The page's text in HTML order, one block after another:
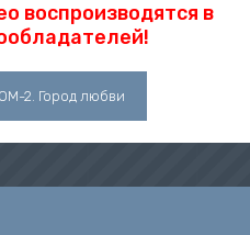
воспроизводятся в
2. Город любви